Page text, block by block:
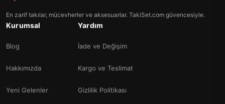
En zarif takılar, mücevherler ve aksesuarlar. TakiSet.com güvencesiyle.
Kurumsal
Blog
Hakkımızda
Yeni Gelenler
Yardım
İade ve Değişim
Kargo ve Teslimat
Gizlilik Politikası